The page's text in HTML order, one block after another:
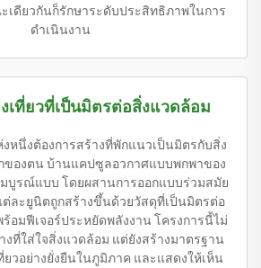
เดียวกันก็รักษาระดับประสิทธิภาพในการ
ดำเนินงาน
เที่ยวที่เป็นมิตรต่อสิ่งแวดล้อม
งหนึ่งต้องการสร้างที่พักแนวเป็นมิตรกับสิ่ง
องตน บ้านแคปซูลอวกาศแบบพกพาของ
มบูรณ์แบบ โดยผสานการออกแบบร่วมสมัย
ต่ละยูนิตถูกสร้างขึ้นด้วยวัสดุที่เป็นมิตรต่อ
อมฟีเจอร์ประหยัดพลังงาน โครงการนี้ไม่
งที่ใส่ใจสิ่งแวดล้อม แต่ยังสร้างมาตรฐาน
ยวอย่างยั่งยืนในภูมิภาค และแสดงให้เห็น